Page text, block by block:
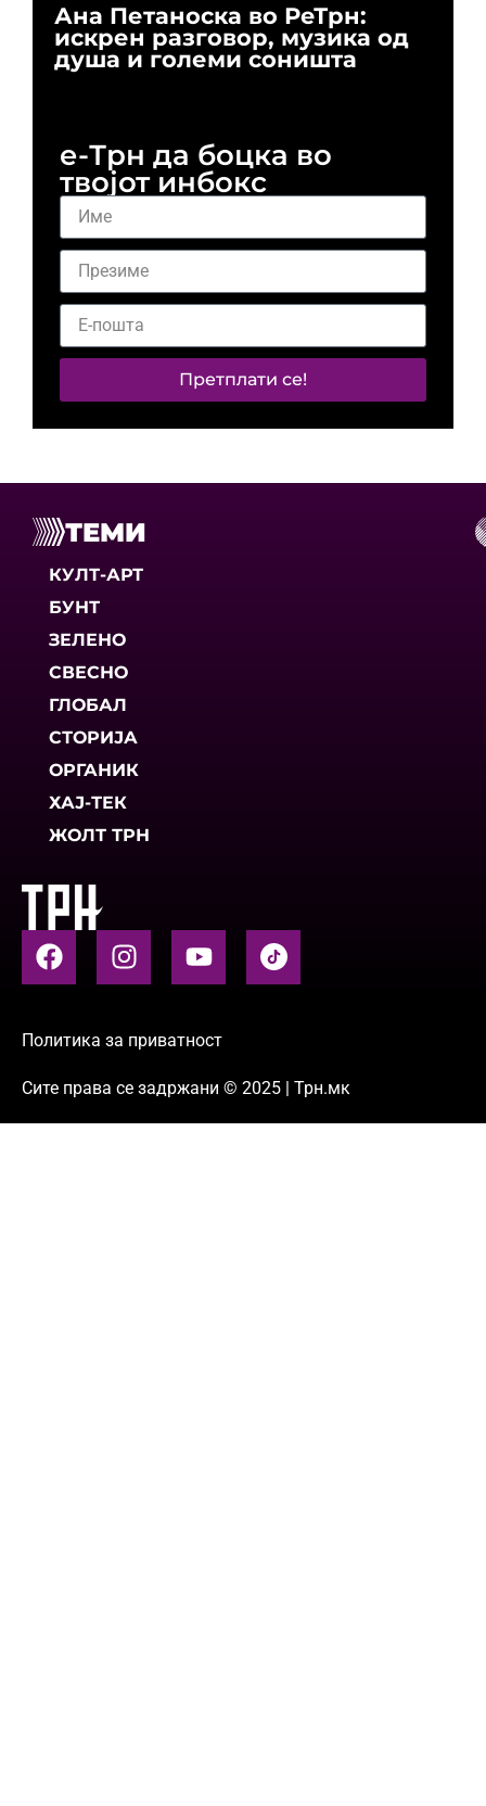
Ана Петаноска во РеТрн:
искрен разговор, музика од
душа и големи соништа
е-Трн да боцка во
твојот инбокс
Претплати се!
ТЕМИ
КУЛТ-АРТ
БУНТ
ЗЕЛЕНО
СВЕСНО
ГЛОБАЛ
СТОРИЈА
ОРГАНИК
ХАЈ-ТЕК
ЖОЛТ ТРН
Политика за приватност
Сите права се задржани © 2025 | Трн.мк